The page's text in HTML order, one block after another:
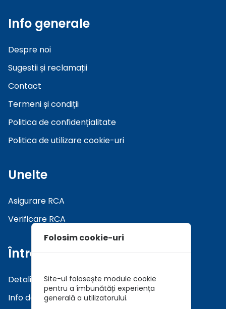
Info generale
Despre noi
Sugestii și reclamații
Contact
Termeni și condiții
Politica de confidențialitate
Politica de utilizare cookie-uri
Unelte
Asigurare RCA
Verificare RCA
Întrebări
Detalii asiguratori
Info daune
Folosim cookie-uri
Site-ul folosește module cookie
pentru a îmbunătăți experiența
generală a utilizatorului.